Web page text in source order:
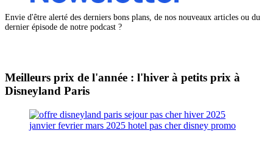
Envie d'être alerté des derniers bons plans, de nos nouveaux articles ou du
dernier épisode de notre podcast ?
Meilleurs prix de l'année : l'hiver à petits prix à
Disneyland Paris